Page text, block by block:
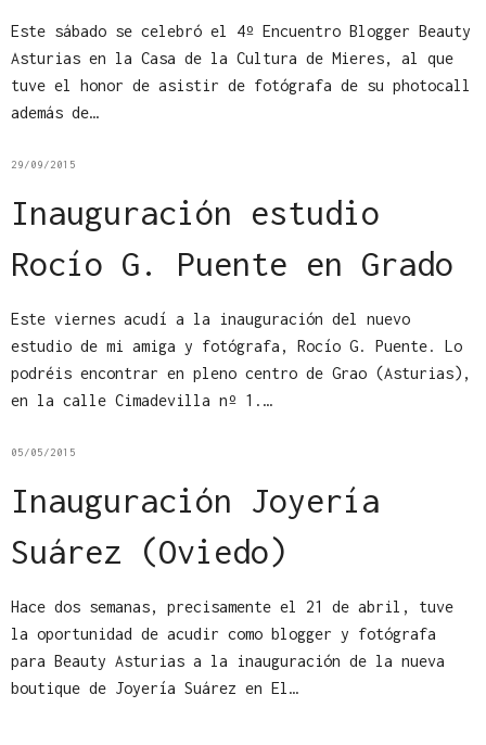
Este sábado se celebró el 4º Encuentro Blogger Beauty
Asturias en la Casa de la Cultura de Mieres, al que
tuve el honor de asistir de fotógrafa de su photocall
además de…
29/09/2015
Inauguración estudio
Rocío G. Puente en Grado
Este viernes acudí a la inauguración del nuevo
estudio de mi amiga y fotógrafa, Rocío G. Puente. Lo
podréis encontrar en pleno centro de Grao (Asturias),
en la calle Cimadevilla nº 1.…
05/05/2015
Inauguración Joyería
Suárez (Oviedo)
Hace dos semanas, precisamente el 21 de abril, tuve
la oportunidad de acudir como blogger y fotógrafa
para Beauty Asturias a la inauguración de la nueva
boutique de Joyería Suárez en El…